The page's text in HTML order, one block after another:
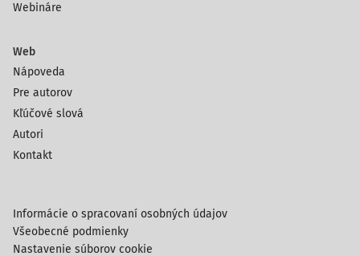
Webináre
Web
Nápoveda
Pre autorov
Kľúčové slová
Autori
Kontakt
Informácie o spracovaní osobných údajov
Všeobecné podmienky
Nastavenie súborov cookie